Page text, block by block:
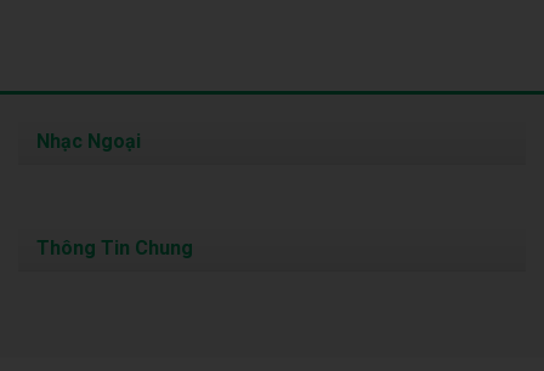
Nhạc Ngoại
Thông Tin Chung